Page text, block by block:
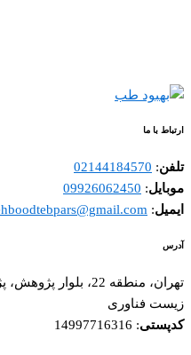
ارتباط با ما
تلفن:
02144184570
موبایل:
09926062450
ایمیل:
آدرس
تهران، منطقه 22،
زیست فناوری
کدپستی: 14997716316